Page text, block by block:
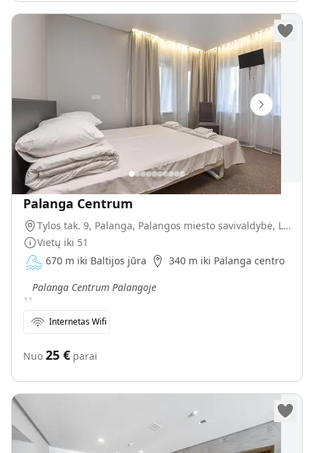
Palanga Centrum
Tylos tak. 9, Palanga, Palangos miesto savivaldybė, Lietuva
Vietų iki 51
670 m iki Baltijos jūra
340 m iki Palanga centro
„Palanga Centrum Palangoje
Internetas Wifi
Nuo 25 € parai